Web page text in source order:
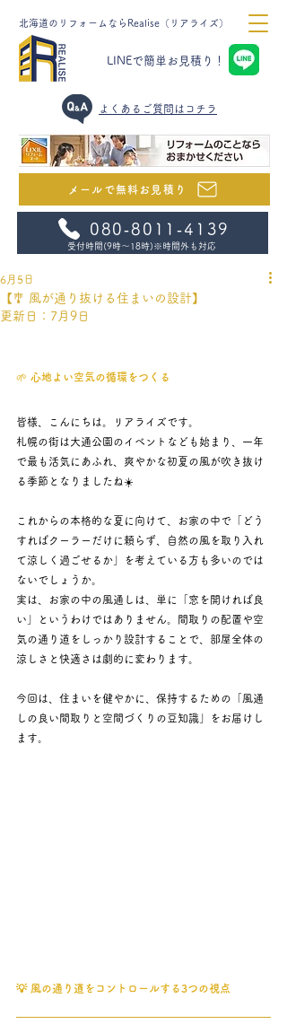
北海道のリフォームならRealise（リアライズ）
メールで無料お見積り
080‐8011‐4139
受付時間(9時～18時) ※時間外も対応
LINEで簡単お見積り！
​よくあるご質問はコチラ
【🎐 風が通り抜ける住まいの設計】
6月5日
更新日： 7月9日
🌱 心地よい空気の循環をつくる
皆様、こんにちは。リアライズです。
札幌の街は大通公園のイベントなども始まり、一年
で最も活気にあふれ、爽やかな初夏の風が吹き抜け
る季節となりましたね☀️
これからの本格的な夏に向けて、お家の中で「どう
すればクーラーだけに頼らず、自然の風を取り入れ
て涼しく過ごせるか」を考えている方も多いのでは
ないでしょうか。
実は、お家の中の風通しは、単に「窓を開ければ良
い」というわけではありません。間取りの配置や空
気の通り道をしっかり設計することで、部屋全体の
涼しさと快適さは劇的に変わります。
今回は、住まいを健やかに、保持するための「風通
しの良い間取りと空間づくりの豆知識」をお届けし
ます。
💡 風の通り道をコントロールする3つの視点